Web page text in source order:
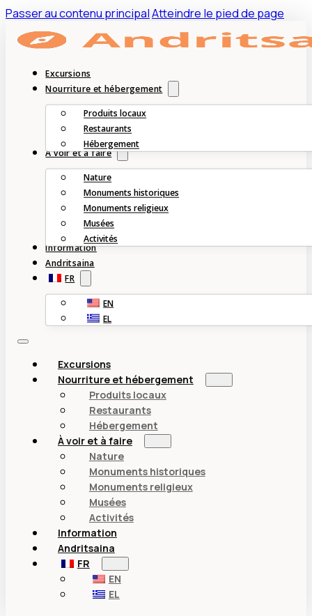
Passer au contenu principalAtteindre le pied de page
Excursions
Nourriture et hébergement
Produits locaux
Restaurants
Hébergement
À voir et à faire
Nature
Monuments historiques
Monuments religieux
Musées
Activités
Information
Andritsaina
FR
EN
EL
Excursions
Nourriture et hébergement
Produits locaux
Restaurants
Hébergement
À voir et à faire
Nature
Monuments historiques
Monuments religieux
Musées
Activités
Information
Andritsaina
FR
EN
EL